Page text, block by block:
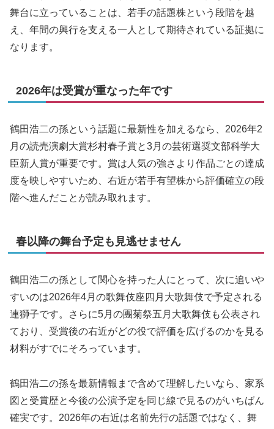
舞台に立っていることは、若手の話題株という段階を越
え、年間の興行を支える一人として期待されている証拠に
なります。
2026年は受賞が重なった年です
鶴田浩二の孫という話題に最新性を加えるなら、2026年2
月の読売演劇大賞杉村春子賞と3月の芸術選奨文部科学大
臣新人賞が重要です。賞は人気の強さより作品ごとの達成
度を映しやすいため、右近が若手有望株から評価確立の段
階へ進んだことが読み取れます。
春以降の舞台予定も見逃せません
鶴田浩二の孫として関心を持った人にとって、次に追いや
すいのは2026年4月の歌舞伎座四月大歌舞伎で予定される
連獅子です。さらに5月の團菊祭五月大歌舞伎も公表され
ており、受賞後の右近がどの役で評価を広げるのかを見る
材料がすでにそろっています。
鶴田浩二の孫を最新情報まで含めて理解したいなら、家系
図と受賞歴と今後の公演予定を同じ線で見るのがいちばん
確実です。2026年の右近は名前先行の話題ではなく、舞